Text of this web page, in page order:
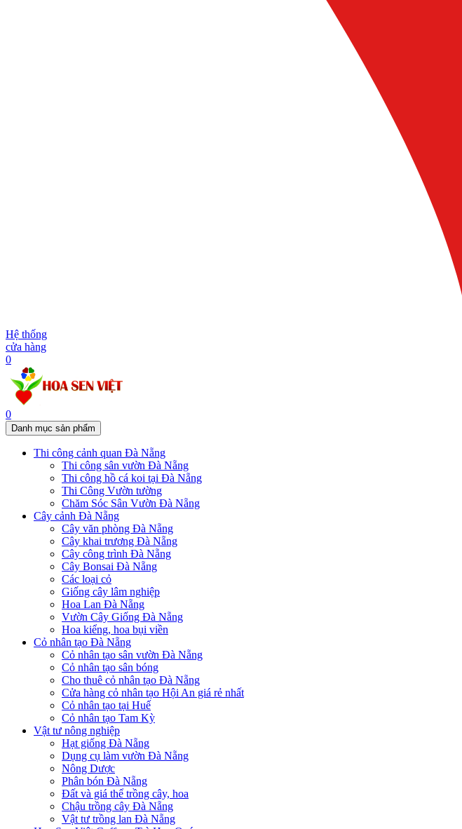
Hệ thống
cửa hàng
0
0
Danh mục sản phẩm
Thi công cảnh quan Đà Nẵng
Thi công sân vườn Đà Nẵng
Thi công hồ cá koi tại Đà Nẵng
Thi Công Vườn tường
Chăm Sóc Sân Vườn Đà Nẵng
Cây cảnh Đà Nẵng
Cây văn phòng Đà Nẵng
Cây khai trương Đà Nẵng
Cây công trình Đà Nẵng
Cây Bonsai Đà Nẵng
Các loại cỏ
Giống cây lâm nghiệp
Hoa Lan Đà Nẵng
Vườn Cây Giống Đà Nẵng
Hoa kiểng, hoa bụi viền
Cỏ nhân tạo Đà Nẵng
Cỏ nhân tạo sân vườn Đà Nẵng
Cỏ nhân tạo sân bóng
Cho thuê cỏ nhân tạo Đà Nẵng
Cửa hàng cỏ nhân tạo Hội An giá rẻ nhất
Cỏ nhân tạo tại Huế
Cỏ nhân tạo Tam Kỳ
Vật tư nông nghiệp
Hạt giống Đà Nẵng
Dụng cụ làm vườn Đà Nẵng
Nông Dược
Phân bón Đà Nẵng
Đất và giá thể trồng cây, hoa
Chậu trồng cây Đà Nẵng
Vật tư trồng lan Đà Nẵng